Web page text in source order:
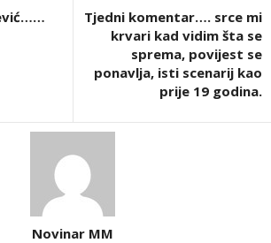
Tjedni komentar…. srce mi
krvari kad vidim šta se
sprema, povijest se
ponavlja, isti scenarij kao
prije 19 godina.
Novinar MM